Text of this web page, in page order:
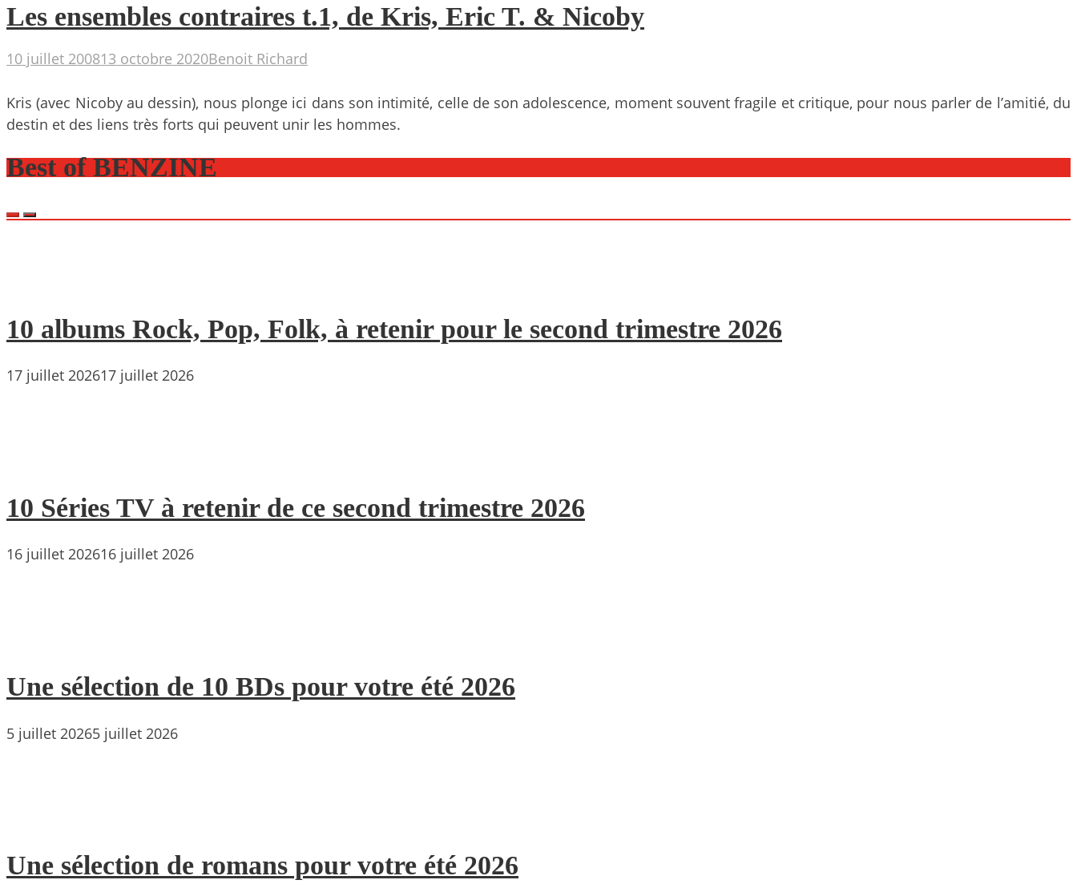
Les ensembles contraires t.1, de Kris, Eric T. & Nicoby
10 juillet 200813 octobre 2020Benoit Richard
Kris (avec Nicoby au dessin), nous plonge ici dans son intimité, celle de son adolescence, moment souvent fragile et critique, pour nous parler de l’amitié, du
destin et des liens très forts qui peuvent unir les hommes.
Best of BENZINE
10 albums Rock, Pop, Folk, à retenir pour le second trimestre 2026
17 juillet 202617 juillet 2026
10 Séries TV à retenir de ce second trimestre 2026
16 juillet 202616 juillet 2026
Une sélection de 10 BDs pour votre été 2026
5 juillet 20265 juillet 2026
Une sélection de romans pour votre été 2026